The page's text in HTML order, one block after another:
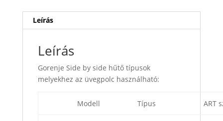
Leírás
Leírás
Gorenje Side by side hűtő típusok
melyekhez az üvegpolc használható:
Modell Típus ART